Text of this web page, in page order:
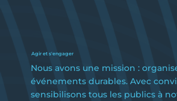
Agir et s'engager
Nous avons une mission :
événements durables. Avec
sensibilisons tous les publics à